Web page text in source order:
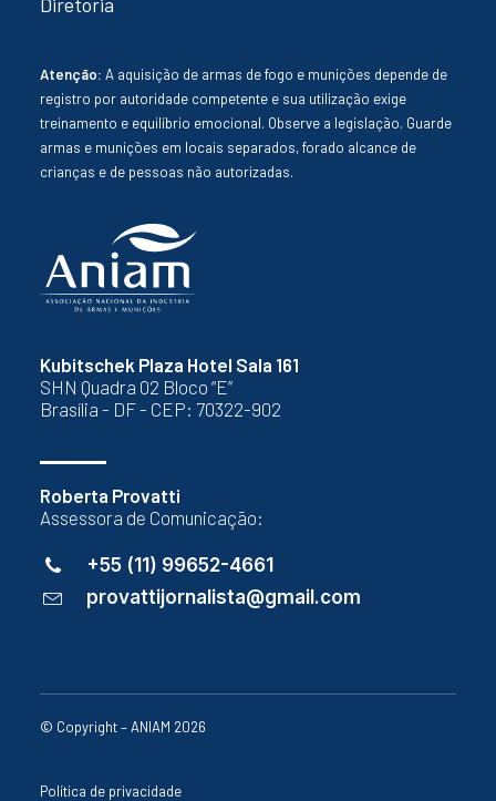
Kubitschek Plaza Hotel Sala 161
SHN Quadra 02 Bloco “E”
Brasília - DF - CEP: 70322-902
Roberta Provatti
Assessora de Comunicação:
+55 (11) 99652-4661
provattijornalista@gmail.com
Atenção: A aquisição de armas de fogo e munições depende de
registro por autoridade competente e sua utilização exige
treinamento e equilíbrio emocional. Observe a legislação. Guarde
armas e munições em locais separados, forado alcance de
crianças e de pessoas não autorizadas.
© Copyright – ANIAM 2026
Política de privacidade